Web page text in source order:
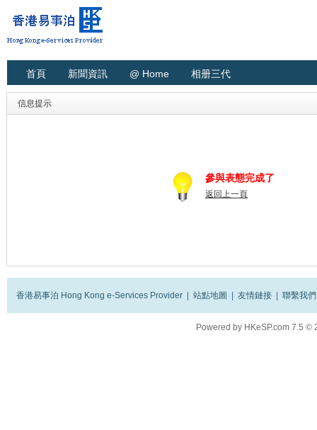
首頁 新聞資訊 @ Home 相册三代
信息提示
參與表態完成了
返回上一頁
香港易事泊 Hong Kong e-Services Provider 站點地圖 友情鏈接 聯繫我們
Powered by HKeSP.com 7.5 ©